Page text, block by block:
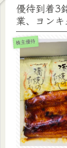
優待到着3
業、ヨン
株主優待